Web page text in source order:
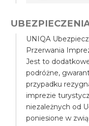
UNIQA
Przerwania
Jest to
podróżne,
przypadku
imprezie
niezależnych od
poniesione w